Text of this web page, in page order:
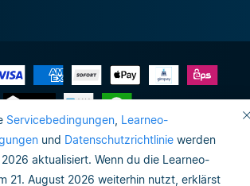
Servicebedingungen, Learneo-
und Datenschutzrichtlinie werden
aktualisiert. Wenn du die Learneo-
21. August 2026 weiterhin nutzt, erklärst
Impressum
Datenschutzrichtlinie